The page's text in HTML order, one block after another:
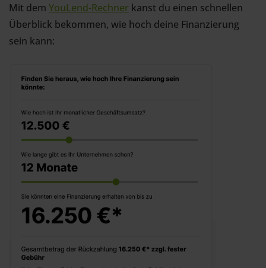
Mit dem YouLend-Rechner kanst du einen schnellen
Überblick bekommen, wie hoch deine Finanzierung
sein kann: